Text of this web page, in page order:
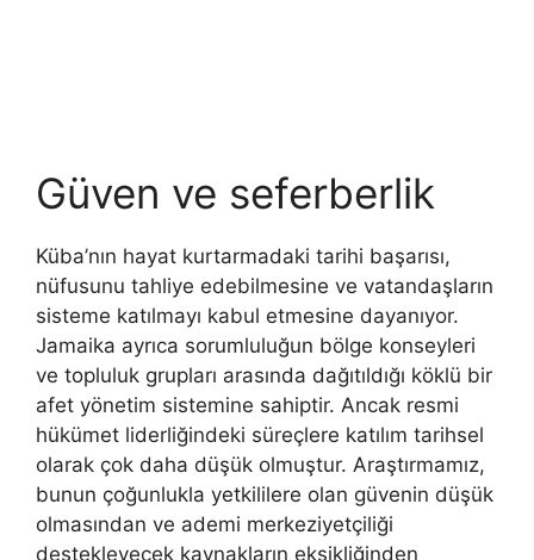
Güven ve seferberlik
Küba’nın hayat kurtarmadaki tarihi başarısı,
nüfusunu tahliye edebilmesine ve vatandaşların
sisteme katılmayı kabul etmesine dayanıyor.
Jamaika ayrıca sorumluluğun bölge konseyleri
ve topluluk grupları arasında dağıtıldığı köklü bir
afet yönetim sistemine sahiptir. Ancak resmi
hükümet liderliğindeki süreçlere katılım tarihsel
olarak çok daha düşük olmuştur. Araştırmamız,
bunun çoğunlukla yetkililere olan güvenin düşük
olmasından ve ademi merkeziyetçiliği
destekleyecek kaynakların eksikliğinden